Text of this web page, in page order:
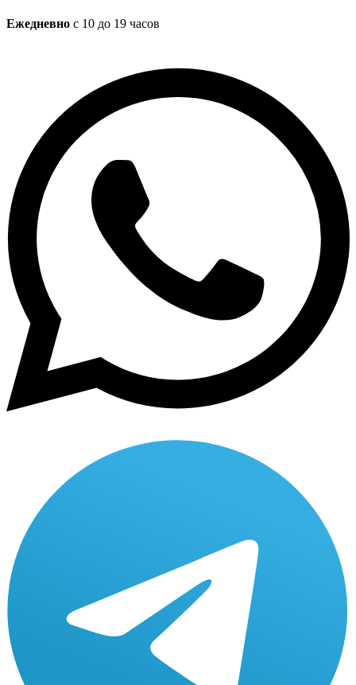
Ежедневно с 10 до 19 часов